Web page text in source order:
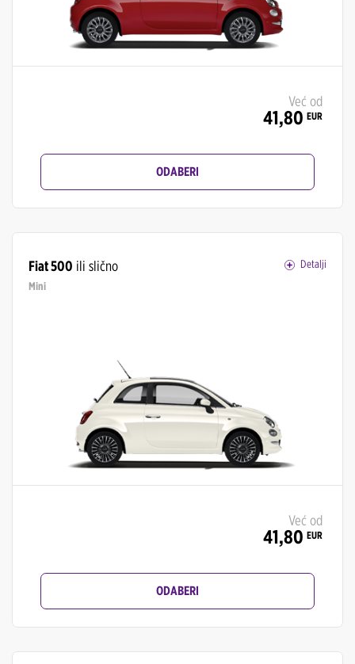
Već od
41,80 EUR
ODABERI
Fiat 500 ili slično
Detalji
Mini
Već od
41,80 EUR
ODABERI